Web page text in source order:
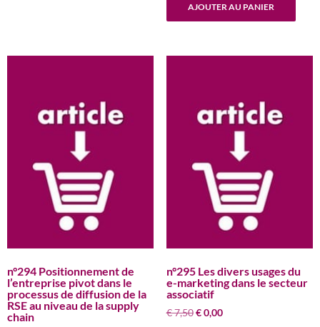
AJOUTER AU PANIER
n°294 Positionnement de
l’entreprise pivot dans le
processus de diffusion de la
RSE au niveau de la supply
chain
n°295 Les divers usages du
e-marketing dans le secteur
associatif
€7,50 Le
€0,00Le